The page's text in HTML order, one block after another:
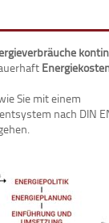
Sie mit einem
nach DIN